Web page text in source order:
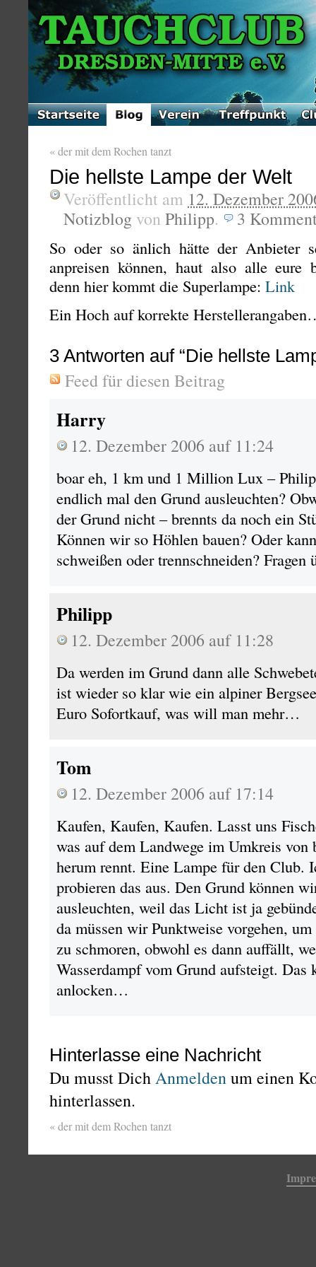
«der mit dem Rochen tanzt
Die hellste Lampe der Welt
Veröffentlicht am 12. Dezember
Notizblog von Philipp. 3
So oder so änlich hätte der Anbieter
anpreisen können, haut also alle eure
denn hier kommt die Superlampe: Link
Ein Hoch auf korrekte
3 Antworten auf “Die hellste
Feed für diesen Beitrag
Harry
12. Dezember 2006 auf 11:24
boar eh, 1 km und 1 Million Lux –
endlich mal den Grund ausleuchten?
der Grund nicht – brennts da noch ein
Können wir so Höhlen bauen? Oder
schweißen oder trennschneiden?
Philipp
12. Dezember 2006 auf 11:28
Da werden im Grund dann alle
ist wieder so klar wie ein alpiner
Euro Sofortkauf, was will man mehr…
Tom
12. Dezember 2006 auf 17:14
Kaufen, Kaufen, Kaufen. Lasst uns
was auf dem Landwege im Umkreis
herum rennt. Eine Lampe für den Club.
probieren das aus. Den Grund können
ausleuchten, weil das Licht ist ja
da müssen wir Punktweise vorgehen,
zu schmoren, obwohl es dann auffällt,
Wasserdampf vom Grund aufsteigt. Das
anlocken…
Hinterlasse eine Nachricht
Du musst DichAnmeldenum einen
hinterlassen.
«der mit dem Rochen tanzt